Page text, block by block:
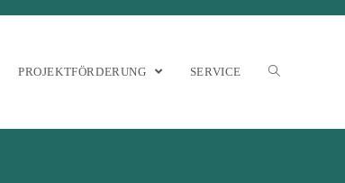
PROJEKTFÖRDERUNG SERVICE